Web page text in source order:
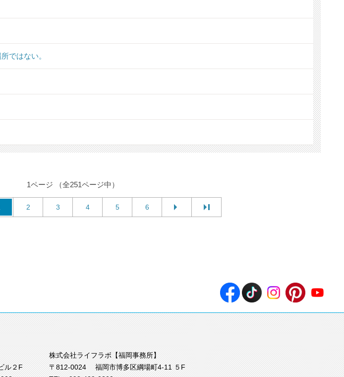
ではない。
1ページ （全251ページ中）
2 3 4 5 6
ビル２F
株式会社ライフラボ【福岡事務所】
〒812-0024福岡市博多区綱場町4-11 ５F